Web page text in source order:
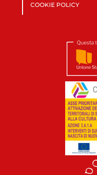
COOKIE POLICY